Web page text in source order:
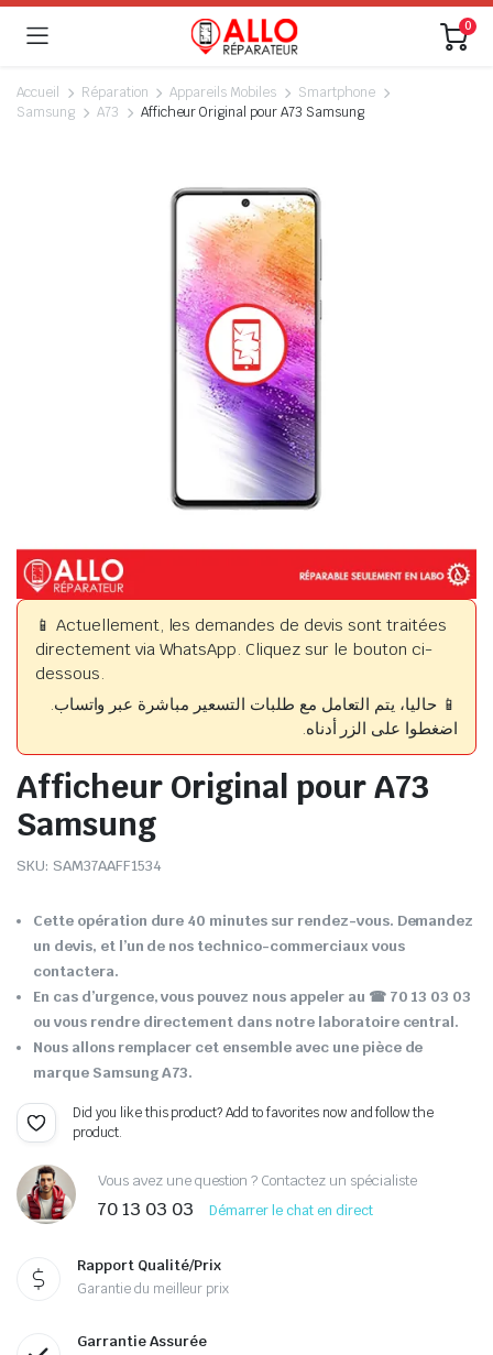
0
Accueil Réparation Appareils Mobiles
Smartphone
Samsung
A73 Afficheur Original pour A73 Samsung
📱 Actuellement, les demandes de devis sont traitées
directement via WhatsApp. Cliquez sur le bouton ci-
dessous.
📱 حاليا، يتم التعامل مع طلبات التسعير مباشرة عبر واتساب.
اضغطوا على الزر أدناه.
Afficheur Original pour A73
Samsung
SKU: SAM37AAFF1534
Cette opération dure 40 minutes sur rendez-vous. Demandez
un devis, et l’un de nos technico-commerciaux vous
contactera.
En cas d’urgence, vous pouvez nous appeler au ☎ 70 13 03 03
ou vous rendre directement dans notre laboratoire central.
Nous allons remplacer cet ensemble avec une pièce de
marque Samsung A73.
Did you like this product? Add to favorites now and follow the
product.
Vous avez une question ? Contactez un spécialiste
70 13 03 03 Démarrer le chat en direct
Rapport Qualité/Prix
Garantie du meilleur prix
Garrantie Assurée